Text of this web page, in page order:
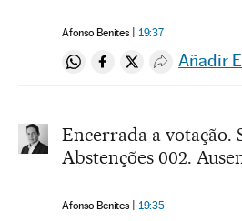
Afonso Benites 19:37
Compartir en Whatsapp
Compartir en
Compartir en
Desplegar
Añadir
Encerrada a votação.
Abstenções 002.
Afonso Benites 19:35